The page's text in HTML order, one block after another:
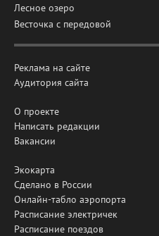
Лесное озеро
Весточка с передовой
Реклама на сайте
Аудитория сайта
О проекте
Написать редакции
Вакансии
Экокарта
Сделано в России
Онлайн-табло аэропорта
Расписание электричек
Расписание поездов